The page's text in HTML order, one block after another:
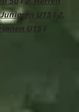
U15I
2.
U15